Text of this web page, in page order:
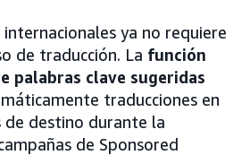
internacionales ya no requiere
de traducción. La función
palabras clave sugeridas
traducciones en
de destino durante la
de Sponsored